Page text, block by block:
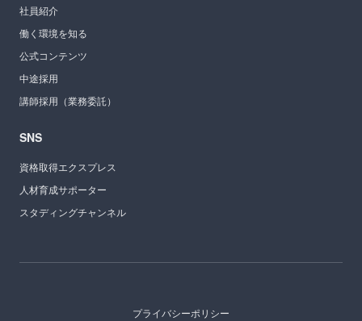
社員紹介
働く環境を知る
公式コンテンツ
中途採用
講師採用（業務委託）
SNS
資格取得エクスプレス
人材育成サポーター
スタディングチャンネル
プライバシーポリシー